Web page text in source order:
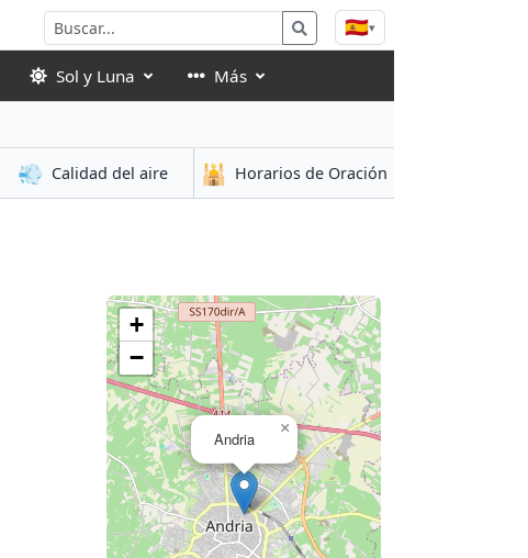
🇪🇸▾
Sol y Luna Más
💨 Calidad del aire 🕌 Horarios de Oración
Andria
×
+
−